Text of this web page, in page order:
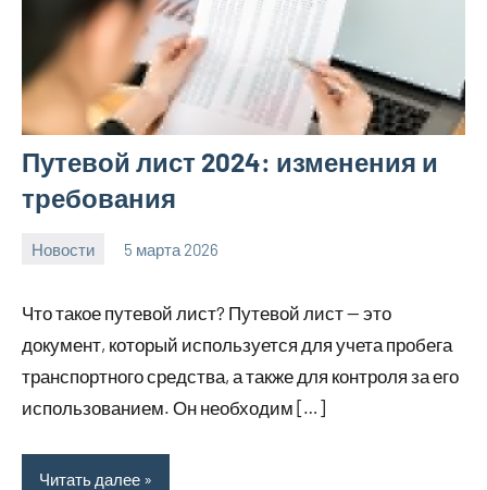
Путевой лист 2024: изменения и
требования
Новости 5 марта 2026
Что такое путевой лист? Путевой лист — это
документ, который используется для учета пробега
транспортного средства, а также для контроля за его
использованием. Он необходим […]
Читать далее